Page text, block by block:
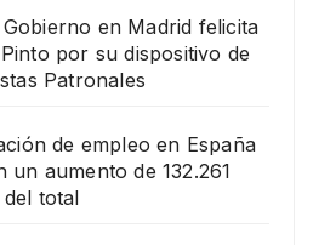
en Madrid felicita
por su dispositivo de
Patronales
de empleo en España
aumento de 132.261
total